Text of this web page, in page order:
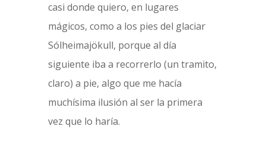
casi donde quiero, en lugares
mágicos, como a los pies del glaciar
Sólheimajökull, porque al día
siguiente iba a recorrerlo (un tramito,
claro) a pie, algo que me hacía
muchísima ilusión al ser la primera
vez que lo haría.